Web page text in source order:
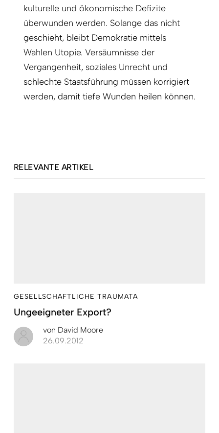
kulturelle und ökonomische Defizite
überwunden werden. Solange das nicht
geschieht, bleibt Demokratie mittels
Wahlen Utopie. Versäumnisse der
Vergangenheit, soziales Unrecht und
schlechte Staatsführung müssen korrigiert
werden, damit tiefe Wunden heilen können.
RELEVANTE ARTIKEL
GESELLSCHAFTLICHE TRAUMATA
Ungeeigneter Export?
von David Moore
26.09.2012